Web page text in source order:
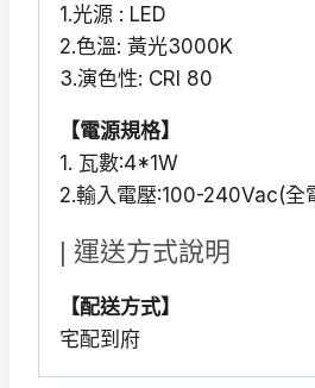
1.光源 : LED
2.色溫: 黃光3000K
3.演色性: CRI 80
【電源規格】
1. 瓦數:4*1W
2.輸入電壓:100-240Vac(全
| 運送方式說明
【配送方式】
宅配到府